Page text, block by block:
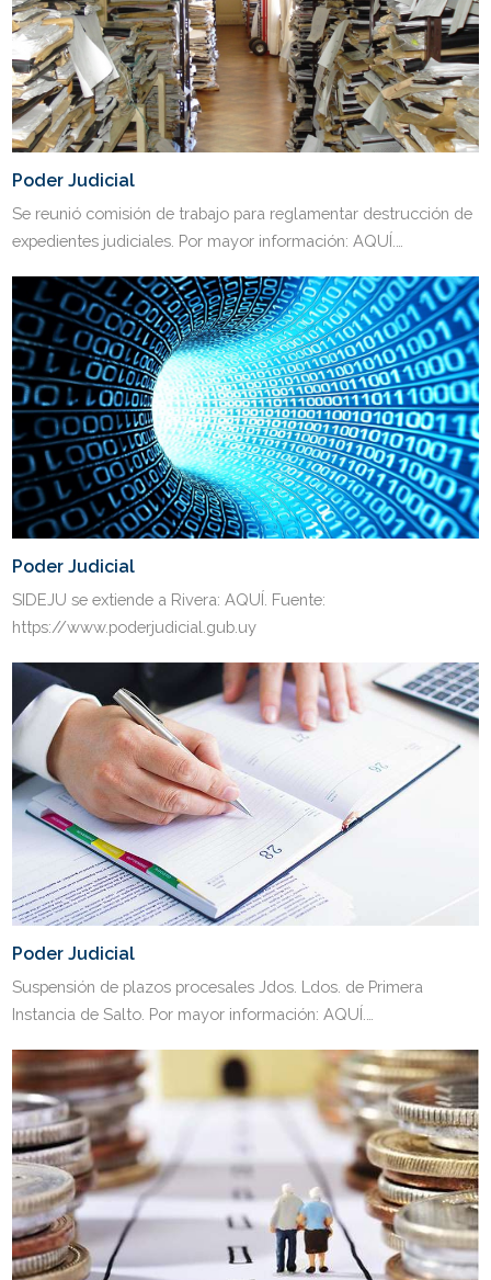
Poder Judicial
Se reunió comisión de trabajo para reglamentar destrucción de
expedientes judiciales. Por mayor información: AQUÍ.…
Poder Judicial
SIDEJU se extiende a Rivera: AQUÍ. Fuente:
https://www.poderjudicial.gub.uy
Poder Judicial
Suspensión de plazos procesales Jdos. Ldos. de Primera
Instancia de Salto. Por mayor información: AQUÍ.…